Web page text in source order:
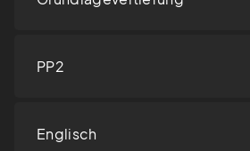
PP2
Englisch